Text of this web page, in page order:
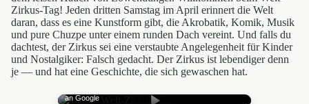
Zirkus-Tag! Jeden dritten Samstag im April erinnert die Welt
daran, dass es eine Kunstform gibt, die Akrobatik, Komik, Musik
und pure Chuzpe unter einem runden Dach vereint. Und falls du
dachtest, der Zirkus sei eine verstaubte Angelegenheit für Kinder
und Nostalgiker: Falsch gedacht. Der Zirkus ist lebendiger denn
je — und hat eine Geschichte, die sich gewaschen hat.
an Google